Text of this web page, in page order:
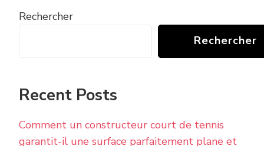
Rechercher
Rechercher
Recent Posts
Comment un constructeur court de tennis
garantit-il une surface parfaitement plane et